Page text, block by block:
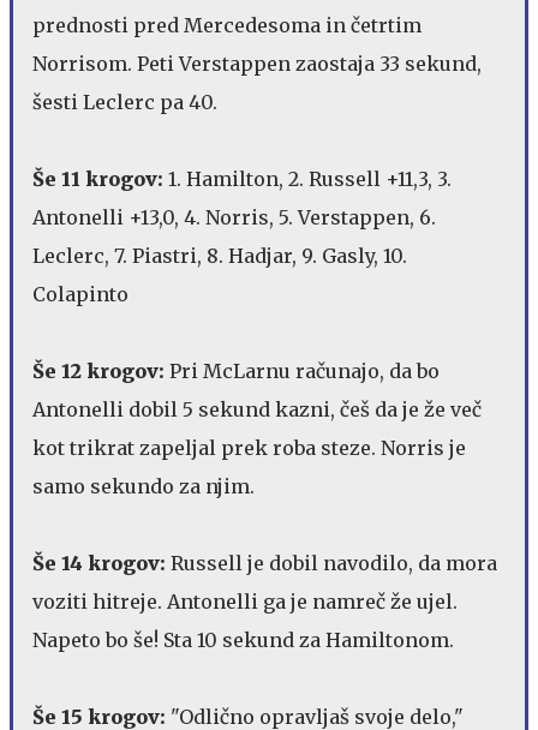
prednosti pred Mercedesoma in četrtim
Norrisom. Peti Verstappen zaostaja 33 sekund,
šesti Leclerc pa 40.
Še 11 krogov: 1. Hamilton, 2. Russell +11,3, 3.
Antonelli +13,0, 4. Norris, 5. Verstappen, 6.
Leclerc, 7. Piastri, 8. Hadjar, 9. Gasly, 10.
Colapinto
Še 12 krogov: Pri McLarnu računajo, da bo
Antonelli dobil 5 sekund kazni, češ da je že več
kot trikrat zapeljal prek roba steze. Norris je
samo sekundo za njim.
Še 14 krogov: Russell je dobil navodilo, da mora
voziti hitreje. Antonelli ga je namreč že ujel.
Napeto bo še! Sta 10 sekund za Hamiltonom.
Še 15 krogov: "Odlično opravljaš svoje delo,"